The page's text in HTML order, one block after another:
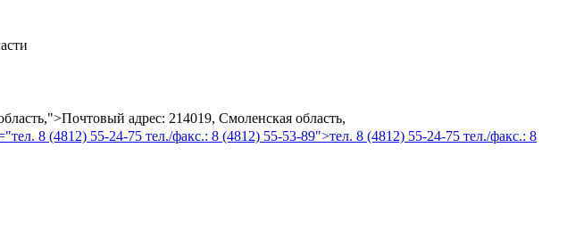
адрес: 214019, Смоленская область,
8 (4812) 55-24-75 тел./факс.: 8 (4812) 55-53-89">тел. 8 (4812) 55-24-75 тел./факс.: 8